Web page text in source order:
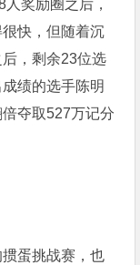
奖励圈之后，
快，但随着沉
，剩余23位选
绩的选手陈明
夺取527万记分
蛋挑战赛，也